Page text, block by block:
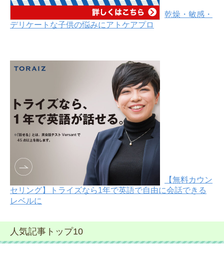
乾燥・敏感・
デリケートな子供の悩みにアトケアプロ
【無料カウン
セリング】トライズなら1年で英語で自由に会話できる
レベルに
人気記事トップ10